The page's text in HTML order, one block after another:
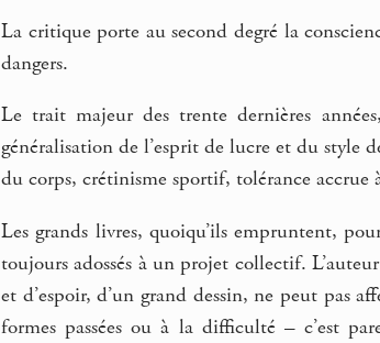
La critique porte au second degré la
dangers.
Le trait majeur des trente dernières
généralisation de l’esprit de lucre et du style
du corps, crétinisme sportif, tolérance
Les grands livres, quoiqu’ils empruntent,
toujours adossés à un projet collectif.
et d’espoir, d’un grand dessin, ne peut pas
formes passées ou à la difficulté – c’est